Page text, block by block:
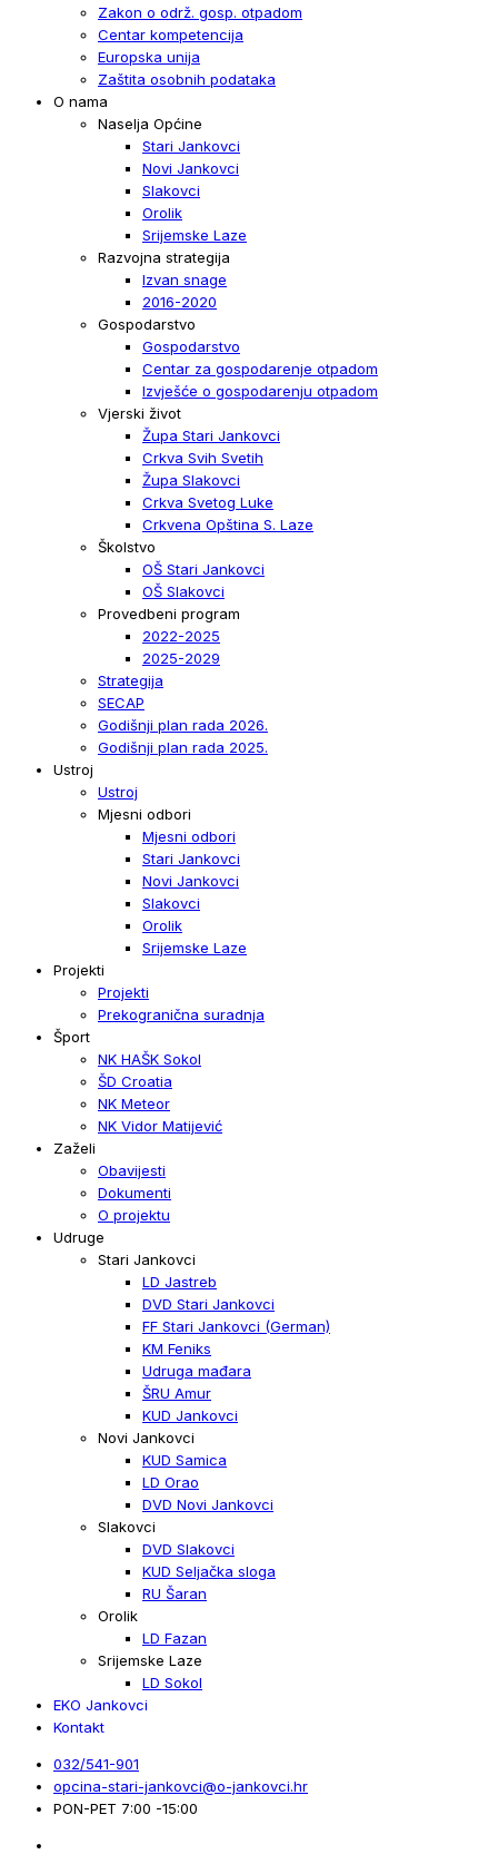
Zakon o održ. gosp. otpadom
Centar kompetencija
Europska unija
Zaštita osobnih podataka
O nama
Naselja Općine
Stari Jankovci
Novi Jankovci
Slakovci
Orolik
Srijemske Laze
Razvojna strategija
Izvan snage
2016-2020
Gospodarstvo
Gospodarstvo
Centar za gospodarenje otpadom
Izvješće o gospodarenju otpadom
Vjerski život
Župa Stari Jankovci
Crkva Svih Svetih
Župa Slakovci
Crkva Svetog Luke
Crkvena Opština S. Laze
Školstvo
OŠ Stari Jankovci
OŠ Slakovci
Provedbeni program
2022-2025
2025-2029
Strategija
SECAP
Godišnji plan rada 2026.
Godišnji plan rada 2025.
Ustroj
Ustroj
Mjesni odbori
Mjesni odbori
Stari Jankovci
Novi Jankovci
Slakovci
Orolik
Srijemske Laze
Projekti
Projekti
Prekogranična suradnja
Šport
NK HAŠK Sokol
ŠD Croatia
NK Meteor
NK Vidor Matijević
Zaželi
Obavijesti
Dokumenti
O projektu
Udruge
Stari Jankovci
LD Jastreb
DVD Stari Jankovci
FF Stari Jankovci (German)
KM Feniks
Udruga mađara
ŠRU Amur
KUD Jankovci
Novi Jankovci
KUD Samica
LD Orao
DVD Novi Jankovci
Slakovci
DVD Slakovci
KUD Seljačka sloga
RU Šaran
Orolik
LD Fazan
Srijemske Laze
LD Sokol
EKO Jankovci
Kontakt
032/541-901
opcina-stari-jankovci@o-jankovci.hr
PON-PET 7:00 -15:00